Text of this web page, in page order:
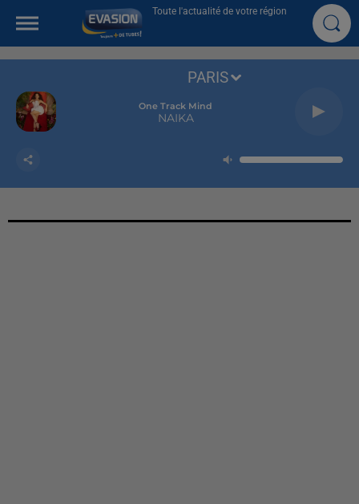
Toute l'actualité de votre région
One Track Mind
NAIKA
PARIS